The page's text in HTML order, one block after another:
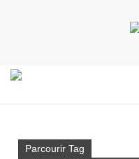
Parcourir Tag